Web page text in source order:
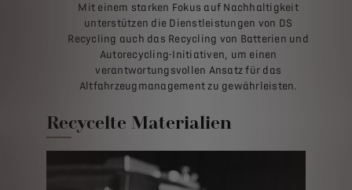
Mit einem starken Fokus auf Nachhaltigkeit
unterstützen die Dienstleistungen von DS
Recycling auch das Recycling von Batterien und
Autorecycling-Initiativen, um einen
verantwortungsvollen Ansatz für das
Altfahrzeugmanagement zu gewährleisten.
Recycelte Materialien